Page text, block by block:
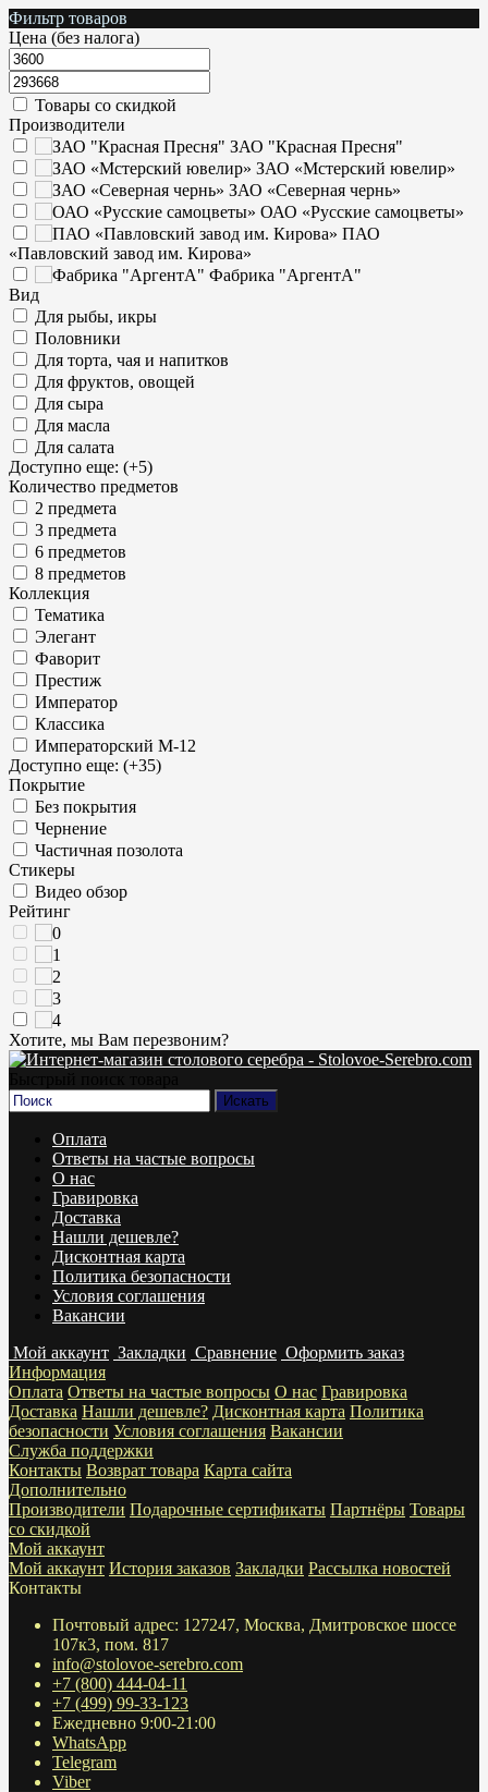
Фильтр товаров
Цена (без налога)
Товары со скидкой
Производители
ЗАО "Красная Пресня"
ЗАО «Мстерский ювелир»
ЗАО «Северная чернь»
ОАО «Русские самоцветы»
ПАО
«Павловский завод им. Кирова»
Фабрика "АргентА"
Вид
Для рыбы, икры
Половники
Для торта, чая и напитков
Для фруктов, овощей
Для сыра
Для масла
Для салата
Доступно еще: (+5)
Количество предметов
2 предмета
3 предмета
6 предметов
8 предметов
Коллекция
Тематика
Элегант
Фаворит
Престиж
Император
Классика
Императорский М-12
Доступно еще: (+35)
Покрытие
Без покрытия
Чернение
Частичная позолота
Стикеры
Видео обзор
Рейтинг
Хотите, мы Вам перезвоним?
Оплата
Ответы на частые вопросы
О нас
Гравировка
Доставка
Нашли дешевле?
Дисконтная карта
Политика безопасности
Условия соглашения
Вакансии
Мой аккаунт Закладки Сравнение Оформить заказ
Информация
Оплата Ответы на частые вопросы О нас Гравировка
Доставка Нашли дешевле? Дисконтная карта Политика
безопасности Условия соглашения Вакансии
Служба поддержки
Контакты Возврат товара Карта сайта
Дополнительно
Производители Подарочные сертификаты Партнёры Товары
со скидкой
Мой аккаунт
Мой аккаунт История заказов Закладки Рассылка новостей
Контакты
Почтовый адрес: 127247, Москва, Дмитровское шоссе
107к3, пом. 817
info@stolovoe-serebro.com
+7 (800) 444-04-11
+7 (499) 99-33-123
Ежедневно 9:00-21:00
WhatsApp
Telegram
Viber